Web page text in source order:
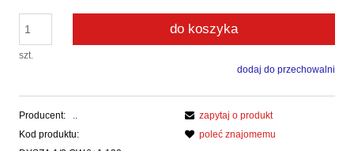
szt.
do koszyka
dodaj do przechowalni
Producent:
Kod produktu:
zapytaj o produkt
poleć znajomemu